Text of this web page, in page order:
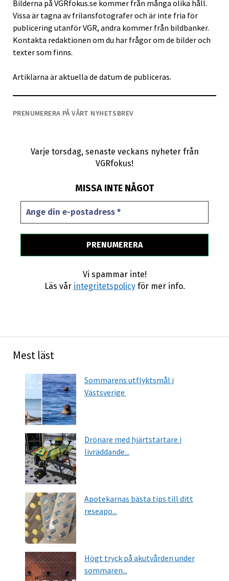
Bilderna på VGRfokus.se kommer från många olika håll.
Vissa är tagna av frilansfotografer och är inte fria för
publicering utanför VGR, andra kommer från bildbanker.
Kontakta redaktionen om du har frågor om de bilder och
texter som finns.
Artiklarna är aktuella de datum de publiceras.
PRENUMERERA PÅ VÅRT NYHETSBREV
Varje torsdag, senaste veckans nyheter från
VGRfokus!
MISSA INTE NÅGOT
Vi spammar inte!
Läs vår integritetspolicyför mer info.
Mest läst
Sommarens utflyktsmål i
Västsverige
Drönare med hjärtstartare i
livräddande...
Apotekarnas bästa tips till ditt
reseapo...
Högt tryck på akutvården under
sommaren...